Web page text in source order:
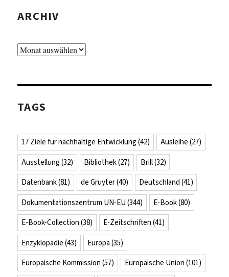
ARCHIV
Archiv
TAGS
17 Ziele für nachhaltige Entwicklung (42) Ausleihe (27)
Ausstellung (32) Bibliothek(27) Brill(32)
Datenbank(81) de Gruyter(40) Deutschland (41)
Dokumentationszentrum UN-EU (344) E-Book(80)
E-Book-Collection (38) E-Zeitschriften (41)
Enzyklopädie (43) Europa (35)
Europäische Kommission (57) Europäische Union (101)